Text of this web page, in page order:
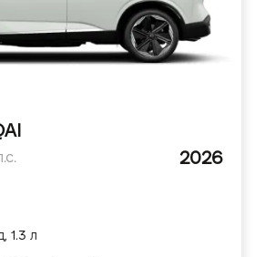
2026
1.3 л